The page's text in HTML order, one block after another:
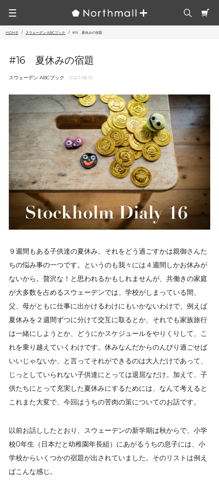
HOME スウェーデン ABCブック #16 夏休みの宿題
#16 夏休みの宿題
スウェーデン ABCブック 2021.08.10
９週間もある子供達の夏休み。それをどう過ごすかは親御さんた
ちの悩み事の一つです。というのも我々には４週間しかお休みが
ないから。贅沢な！と思われるかもしれませんが、共働きの家庭
が大多数を占めるスウェーデンでは、学校がしまっている間、
父、母がともに仕事に出かけるわけにもいかないわけで、例えば
夏休みを２週間ずつに分けて交互に取るとか、それでも家族旅行
は一緒にしようとか、どうにかスケジュールをやりくりして、こ
れを乗り越えていくわけです。休みなんだからのんびり過ごせば
いいじゃないか、と言ってそれができるのは大人だけであって、
じっとしていられない子供達にとっては退屈なだけ。加えて、子
供たちにとって充実した夏休みにするためには、なんて考えると
これまた大変で、今回はうちの苦肉の策についてのお話です。
以前お話ししたとおり、スウェーデンの新学期は秋からで、小学
校0年生（日本だと幼稚園年長組）にあがるうちの息子には、小
学校からいくつかの宿題が出されていました。そのリストは例え
ばこんな感じ。